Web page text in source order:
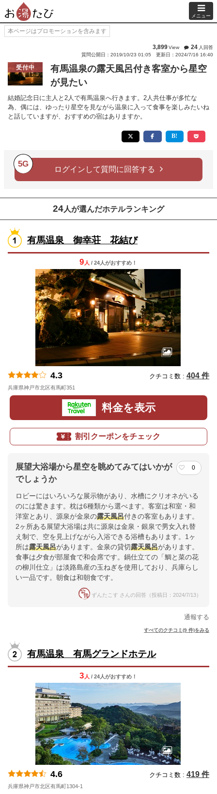
メニュー
本ページはプロモーションを含みます
3,899View 24 人回答
質問公開日：2019/10/23 01:05
更新日：2024/7/16 16:40
受付中
有馬温泉の露天風呂付き客室から星空
が見たい
結婚記念日に主人と2人で有馬温泉へ行きます。2人共仕事が多忙な
為、偶には、ゆったり星空を見ながら温泉に入って食事を楽しみたいね
と話していますが、おすすめの宿はありますか。
5G
ログインして質問に回答する
24人が選んだホテルランキング
有馬温泉 御幸荘 花結び
9 人 / 24人がおすすめ！
4.3 クチコミ数 : 404 件
兵庫県神戸市北区有馬町351
料金を表示
割引クーポンをチェック
展望大浴場から星空を眺めてみてはいかが
でしょうか
0
ロビーにはいろいろな展示物があり、水槽にクリオネがいる
のには驚きます。枕は6種類から選べます。客室は和室・和
洋室とあり、源泉が金泉の露天風呂付きの客室もあります。
2ヶ所ある展望大浴場は共に源泉は金泉・銀泉で男女入れ替
え制で、空を見上げながら入浴できる浴槽もあります。1ヶ
所は露天風呂があります。金泉の貸切露天風呂があります。
食事は夕食が部屋食で和会席です。鍋仕立ての「鯛と菜の花
の柳川仕立」は淡路島産の玉ねぎを使用しており、兵庫らし
い一品です。朝食は和朝食です。
ずんたこす さんの回答（投稿日：2024/7/13）
通報する
すべてのクチコミ(9 件)をみる
有馬温泉 有馬グランドホテル
3 人 / 24人がおすすめ！
4.6 クチコミ数 : 419 件
兵庫県神戸市北区有馬町1304-1